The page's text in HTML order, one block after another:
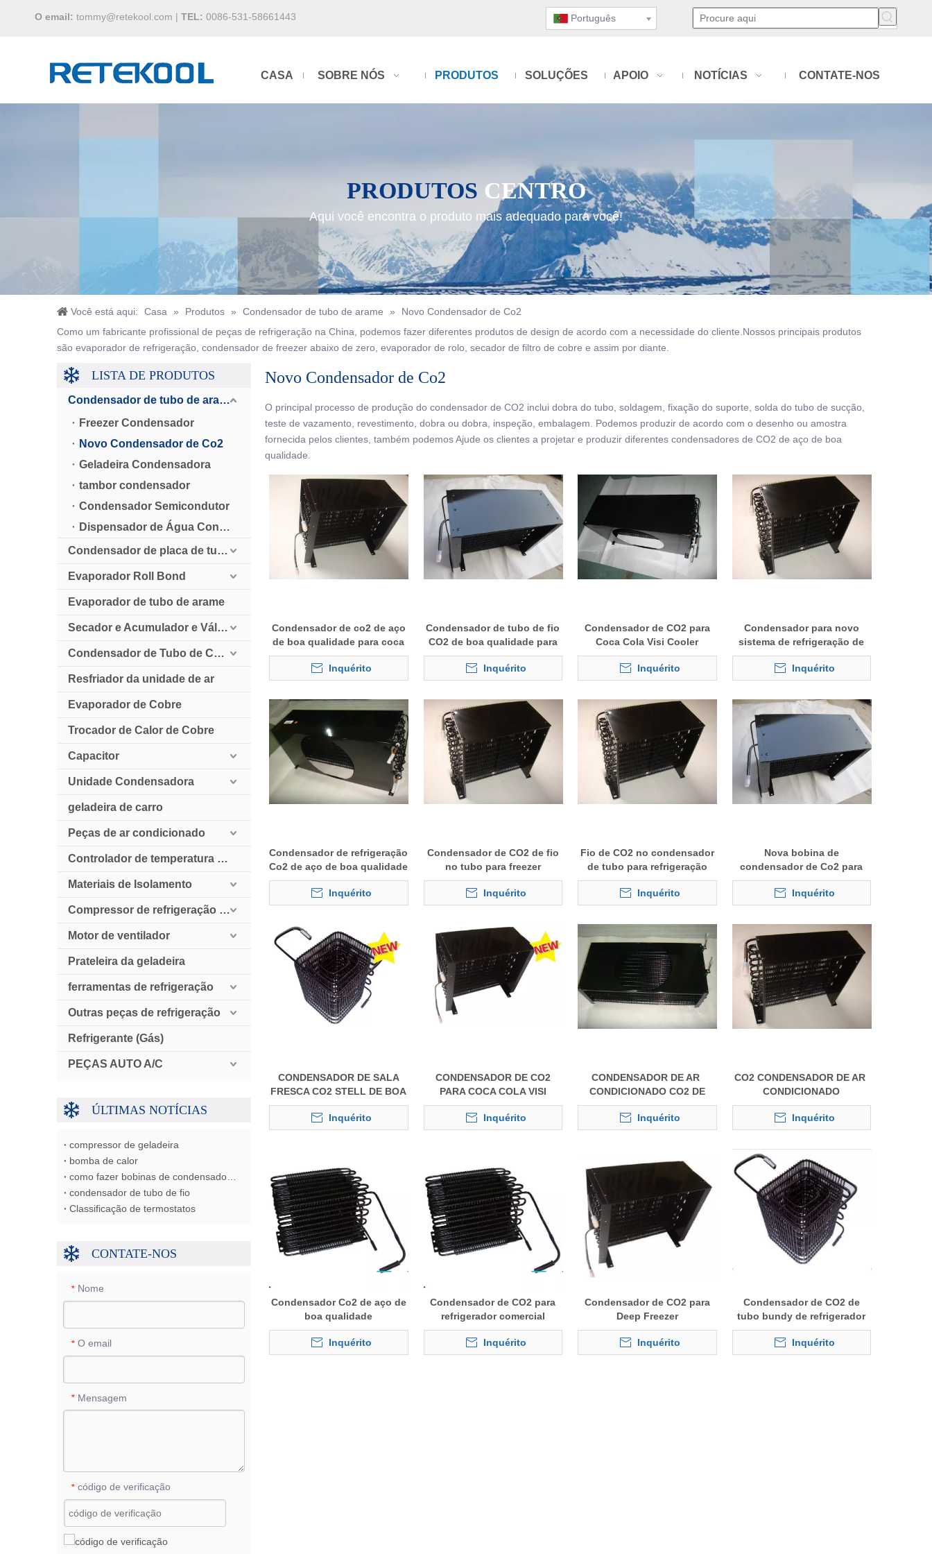
O email: tommy@retekool.com | TEL: 0086-531-58661443 Português
CASA SOBRE NÓS PRODUTOS SOLUÇÕES APOIO NOTÍCIAS CONTATE-NOS
PRODUTOS CENTRO
Aqui você encontra o produto mais adequado para você!
Você está aqui: Casa » Produtos » Condensador de tubo de arame »
Novo Condensador de Co2
Como um fabricante profissional de peças de refrigeração na China, podemos fazer diferentes produtos de design de acordo com a necessidade do cliente.Nossos principais produtos
são evaporador de refrigeração, condensador de freezer abaixo de zero, evaporador de rolo, secador de filtro de cobre e assim por diante.
LISTA DE PRODUTOS
Condensador de tubo de arame
Freezer Condensador
Novo Condensador de Co2
Geladeira Condensadora
tambor condensador
Condensador Semicondutor
Dispensador de Água Condensador
Condensador de placa de tubo
Evaporador Roll Bond
Evaporador de tubo de arame
Secador e Acumulador e Válvula de Retenção
Condensador de Tubo de Cobre Resfriado a Ar
Resfriador da unidade de ar
Evaporador de Cobre
Trocador de Calor de Cobre
Capacitor
Unidade Condensadora
geladeira de carro
Peças de ar condicionado
Controlador de temperatura digital
Materiais de Isolamento
Compressor de refrigeração HollySnow
Motor de ventilador
Prateleira da geladeira
ferramentas de refrigeração
Outras peças de refrigeração
Refrigerante (Gás)
PEÇAS AUTO A/C
ÚLTIMAS NOTÍCIAS
compressor de geladeira
bomba de calor
condensador de tubo de fio
Classificação de termostatos
CONTATE-NOS
* Nome
* O email
* Mensagem
* código de verificação
Novo Condensador de Co2
O principal processo de produção do condensador de CO2 inclui dobra do tubo, soldagem, fixação do suporte, solda do tubo de sucção,
teste de vazamento, revestimento, dobra ou dobra, inspeção, embalagem. Podemos produzir de acordo com o desenho ou amostra
fornecida pelos clientes, também podemos Ajude os clientes a projetar e produzir diferentes condensadores de CO2 de aço de boa
qualidade.
Condensador de co2 de aço
de boa qualidade para coca
cola freezer
Inquérito
Condensador de tubo de fio
CO2 de boa qualidade para
geladeira
Inquérito
Condensador de CO2 para
Coca Cola Visi Cooler
Inquérito
Condensador para novo
sistema de refrigeração de
Co2
Inquérito
Condensador de refrigeração
Co2 de aço de boa qualidade
Inquérito
Condensador de CO2 de fio
no tubo para freezer
Inquérito
Fio de CO2 no condensador
de tubo para refrigeração
Inquérito
Nova bobina de
condensador de Co2 para
Coca Cola Visi Cooler
Inquérito
CONDENSADOR DE SALA
FRESCA CO2 STELL DE BOA
QUALIDADE
Inquérito
CONDENSADOR DE CO2
PARA COCA COLA VISI
COOLER
Inquérito
CONDENSADOR DE AR ​​
CONDICIONADO CO2 DE
ALTA QUALIDADE
Inquérito
CO2 CONDENSADOR DE AR ​​
CONDICIONADO
Inquérito
Condensador Co2 de aço de
boa qualidade
Inquérito
Condensador de CO2 para
refrigerador comercial
Inquérito
Condensador de CO2 para
Deep Freezer
Inquérito
Condensador de CO2 de
tubo bundy de refrigerador
de garrafa
Inquérito